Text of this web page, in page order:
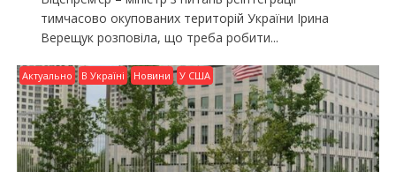
тимчасово окупованих територій України Ірина
Верещук розповіла, що треба робити...
Актуально В Україні Новини У США